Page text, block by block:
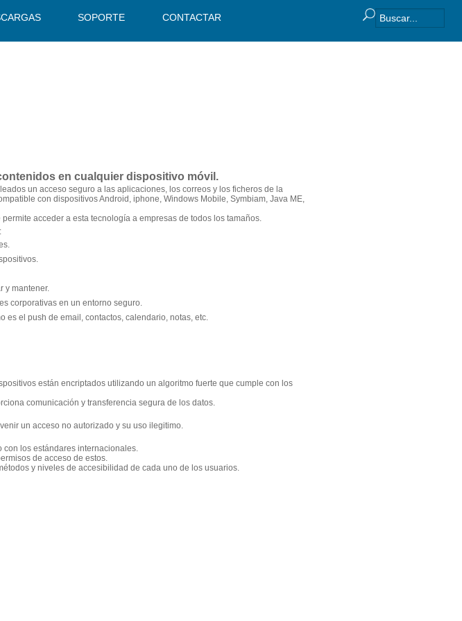
SOPORTE CONTACTAR
en cualquier dispositivo móvil.
un acceso seguro a las aplicaciones, los correos y los ficheros de la
con dispositivos Android, iphone, Windows Mobile, Symbiam, Java ME,
acceder a esta tecnología a empresas de todos los tamaños.
y mantener.
corporativas en un entorno seguro.
es el push de email, contactos, calendario, notas, etc.
están encriptados utilizando un algoritmo fuerte que cumple con los
comunicación y transferencia segura de los datos.
un acceso no autorizado y su uso ilegitimo.
con los estándares internacionales.
de acceso de estos.
y niveles de accesibilidad de cada uno de los usuarios.